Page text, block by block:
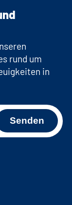
rund um
in